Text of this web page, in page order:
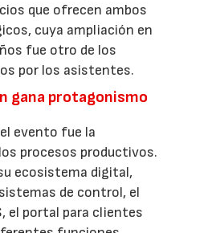
que ofrecen ambos
cuya ampliación en
fue otro de los
por los asistentes.
gana protagonismo
evento fue la
procesos productivos.
ecosistema digital,
de control, el
el portal para clientes